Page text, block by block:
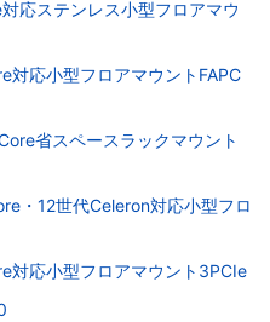
応ステンレス小型フロアマウ
応小型フロアマウントFAPC
省スペースラックマウント
・12世代Celeron対応小型フロ
対応小型フロアマウント3PCIe